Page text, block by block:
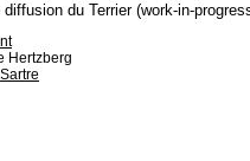
diffusion du Terrier (work-in-
Hertzberg
Sartre